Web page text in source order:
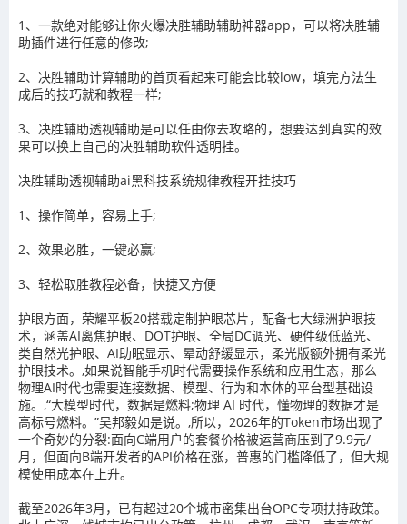
1、一款绝对能够让你火爆决胜辅助辅助神器app，可以将决胜辅
助插件进行任意的修改;
2、 决胜辅助计算辅助的首页看起来可能会比较low，填完方法生
成后的技巧就和教程一样;
3、 决胜辅助透视辅助是可以任由你去攻略的，想要达到真实的效
果可以换上自己的决胜辅助软件透明挂。
决胜辅助透视辅助ai黑科技系统规律教程开挂技巧
1、操作简单，容易上手;
2、效果必胜，一键必赢;
3、轻松取胜教程必备，快捷又方便
护眼方面，荣耀平板20搭载定制护眼芯片，配备七大绿洲护眼技
术，涵盖AI离焦护眼、DOT护眼、全局DC调光、硬件级低蓝光、
类自然光护眼、AI助眠显示、晕动舒缓显示，柔光版额外拥有柔光
护眼技术。,如果说智能手机时代需要操作系统和应用生态，那么
物理AI时代也需要连接数据、模型、行为和本体的平台型基础设
施。,“大模型时代，数据是燃料;物理 AI 时代，懂物理的数据才是
高标号燃料。”吴邦毅如是说。,所以，2026年的Token市场出现了
一个奇妙的分裂:面向C端用户的套餐价格被运营商压到了9.9元/
月，但面向B端开发者的API价格在涨，普惠的门槛降低了，但大规
模使用成本在上升。
截至2026年3月，已有超过20个城市密集出台OPC专项扶持政策。